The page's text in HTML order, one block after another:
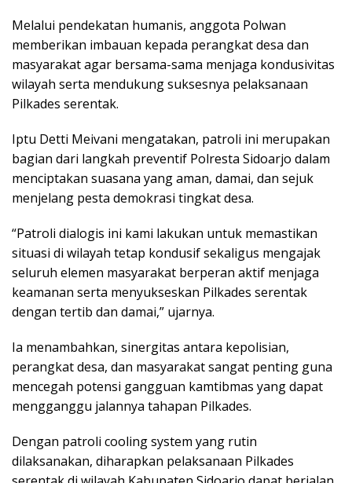
Melalui pendekatan humanis, anggota Polwan
memberikan imbauan kepada perangkat desa dan
masyarakat agar bersama-sama menjaga kondusivitas
wilayah serta mendukung suksesnya pelaksanaan
Pilkades serentak.
Iptu Detti Meivani mengatakan, patroli ini merupakan
bagian dari langkah preventif Polresta Sidoarjo dalam
menciptakan suasana yang aman, damai, dan sejuk
menjelang pesta demokrasi tingkat desa.
“Patroli dialogis ini kami lakukan untuk memastikan
situasi di wilayah tetap kondusif sekaligus mengajak
seluruh elemen masyarakat berperan aktif menjaga
keamanan serta menyukseskan Pilkades serentak
dengan tertib dan damai,” ujarnya.
Ia menambahkan, sinergitas antara kepolisian,
perangkat desa, dan masyarakat sangat penting guna
mencegah potensi gangguan kamtibmas yang dapat
mengganggu jalannya tahapan Pilkades.
Dengan patroli cooling system yang rutin
dilaksanakan, diharapkan pelaksanaan Pilkades